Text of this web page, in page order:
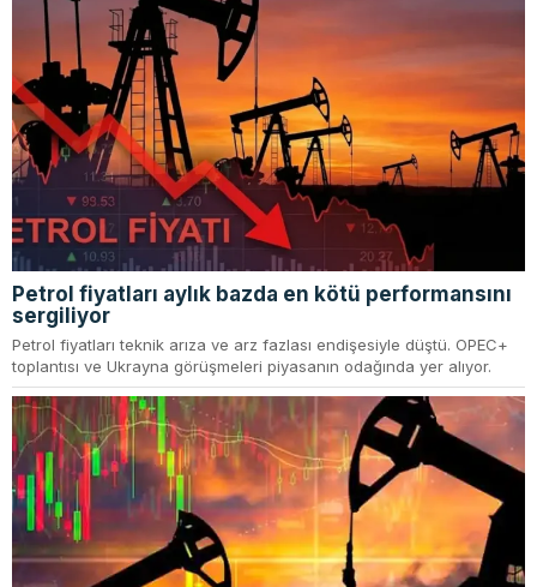
Petrol fiyatları aylık bazda en kötü performansını
sergiliyor
Petrol fiyatları teknik arıza ve arz fazlası endişesiyle düştü. OPEC+
toplantısı ve Ukrayna görüşmeleri piyasanın odağında yer alıyor.